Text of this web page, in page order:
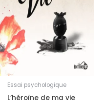
Essai psychologique
L’héroïne de ma vie